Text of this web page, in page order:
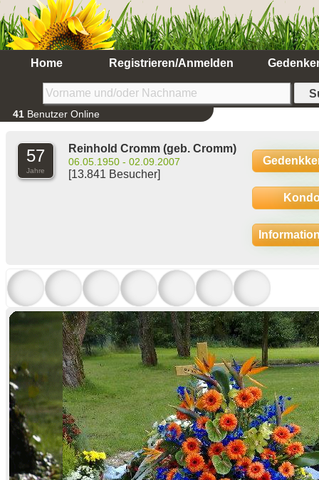
Home Registrieren/Anmelden
41 Benutzer Online
57
Jahre
Reinhold Cromm (geb. Cromm)
06.05.1950 - 02.09.2007
[13.841 Besucher]